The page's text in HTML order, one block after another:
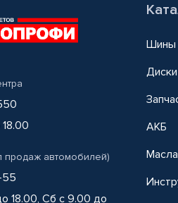
продаж автомобилей)
18.00, Сб с 9.00 до
Шины
Диски
АКБ